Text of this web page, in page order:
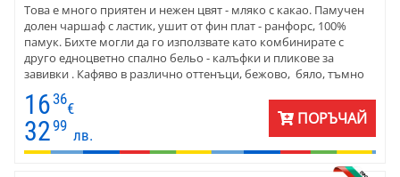
Това е много приятен и нежен цвят - мляко с какао. Памучен
долен чаршаф с ластик, ушит от фин плат - ранфорс, 100%
памук. Бихте могли да го използвате като комбинирате с
друго едноцветно спално бельо - калъфки и пликове за
завивки . Кафяво в различно оттенъци, бежово, бяло, тъмно
носи свежест в спалнята. Чаршафът е без ръбове. Снимката е
илюстрация.
16 36
€
3299
лв.
ПОРЪЧАЙ